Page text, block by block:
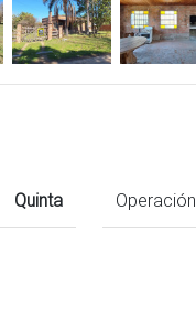
Quinta Operación